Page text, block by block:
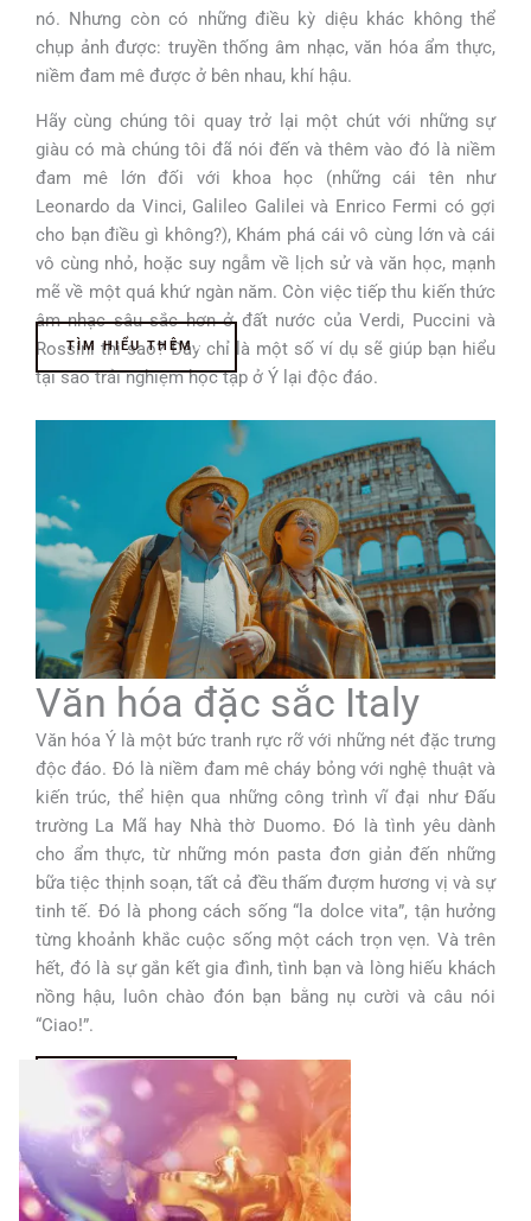
nó. Nhưng còn có những điều kỳ diệu khác không thể
chụp ảnh được: truyền thống âm nhạc, văn hóa ẩm thực,
niềm đam mê được ở bên nhau, khí hậu.
Hãy cùng chúng tôi quay trở lại một chút với những sự
giàu có mà chúng tôi đã nói đến và thêm vào đó là niềm
đam mê lớn đối với khoa học (những cái tên như
Leonardo da Vinci, Galileo Galilei và Enrico Fermi có gợi
cho bạn điều gì không?), Khám phá cái vô cùng lớn và cái
vô cùng nhỏ, hoặc suy ngẫm về lịch sử và văn học, mạnh
mẽ về một quá khứ ngàn năm. Còn việc tiếp thu kiến thức
âm nhạc sâu sắc hơn ở đất nước của Verdi, Puccini và
Rossini thì sao? Đây chỉ là một số ví dụ sẽ giúp bạn hiểu
tại sao trải nghiệm học tập ở Ý lại độc đáo.
TÌM HIỂU THÊM
Văn hóa đặc sắc Italy
Văn hóa Ý là một bức tranh rực rỡ với những nét đặc trưng
độc đáo. Đó là niềm đam mê cháy bỏng với nghệ thuật và
kiến trúc, thể hiện qua những công trình vĩ đại như Đấu
trường La Mã hay Nhà thờ Duomo. Đó là tình yêu dành
cho ẩm thực, từ những món pasta đơn giản đến những
bữa tiệc thịnh soạn, tất cả đều thấm đượm hương vị và sự
tinh tế. Đó là phong cách sống “la dolce vita”, tận hưởng
từng khoảnh khắc cuộc sống một cách trọn vẹn. Và trên
hết, đó là sự gắn kết gia đình, tình bạn và lòng hiếu khách
nồng hậu, luôn chào đón bạn bằng nụ cười và câu nói
“Ciao!”.
TÌM HIỂU THÊM